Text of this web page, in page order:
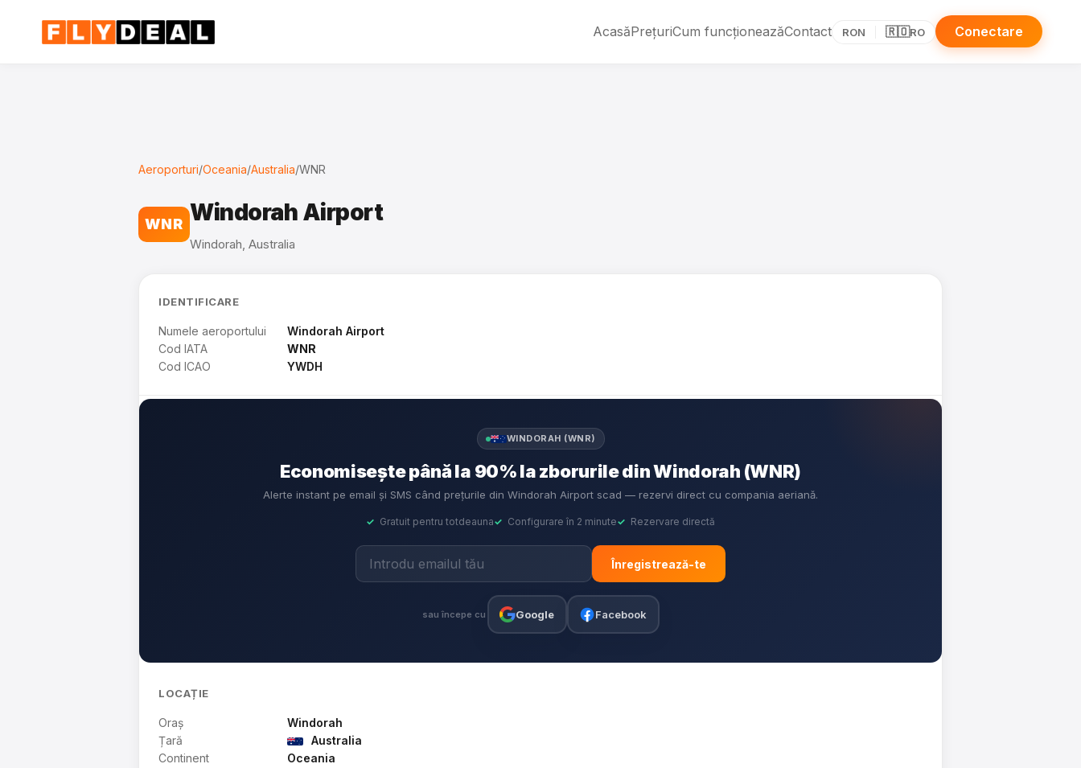
AcasăPrețuriCum funcționeazăContact RON 🇷🇴RO Conectare
Aeroporturi/Oceania/Australia/WNR
WNR Windorah Airport
Windorah, Australia
IDENTIFICARE
Numele aeroportului
Windorah Airport
Cod IATA
WNR
Cod ICAO
YWDH
WINDORAH (WNR)
Economisește până la 90% la zborurile din Windorah (WNR)
Alerte instant pe email și SMS când prețurile din Windorah Airport scad — rezervi direct cu compania aeriană.
✓ Gratuit pentru totdeauna✓ Configurare în 2 minute✓ Rezervare directă
Înregistrează-te
sau începe cu Google Facebook
LOCAȚIE
Oraș
Windorah
Țară
Australia
Continent
Oceania